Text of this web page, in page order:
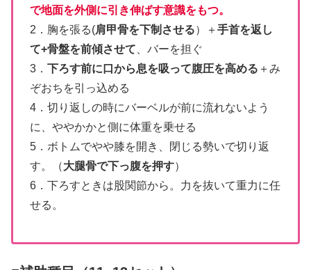
で地面を外側に引き伸ばす意識をもつ。
2．胸を張る(肩甲骨を下制させる）＋手首を返し
て+骨盤を前傾させて 、バーを担ぐ
3． 下ろす前に口から息を吸って腹圧を高める ＋み
ぞおちを引っ込める
4．切り返しの時にバーベルが前に流れないよう
に、ややかかと側に体重を乗せる
5．ボトムでやや膝を開き、閉じる勢いで切り返
す。（大腿骨で下っ腹を押す）
6．下ろすときは股関節から。力を抜いて重力に任
せる。